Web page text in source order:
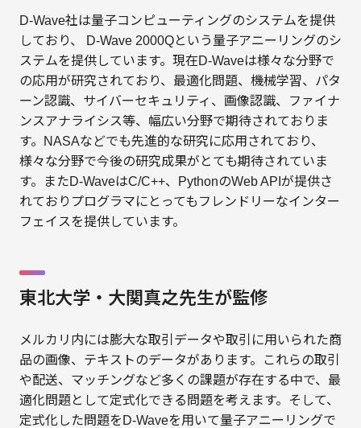
D-Wave社は量子コンピューティングのシステムを提供
しており、 D-Wave 2000Qという量子アニーリングのシ
ステムを提供しています。現在D-Waveは様々な分野で
の応用が研究されており、最適化問題、機械学習、パタ
ーン認識、サイバーセキュリティ、画像認識、ファイナ
ンスアナライシス等、幅広い分野で期待されておりま
す。NASAなどでも先進的な研究に応用されており、
様々な分野で今後の研究成果がとても期待されていま
す。またD-WaveはC/C++、PythonのWeb APIが提供さ
れておりプログラマにとってもフレンドリーなインター
フェイスを提供しています。
東北大学・大関真之先生が監修
メルカリ内には膨大な取引データや取引に用いられた商
品の画像、テキストのデータがあります。これらの取引
や配送、マッチングなど多くの課題が存在する中で、最
適化問題として定式化できる問題を考えます。そして、
定式化した問題をD-Waveを用いて量子アニーリングで